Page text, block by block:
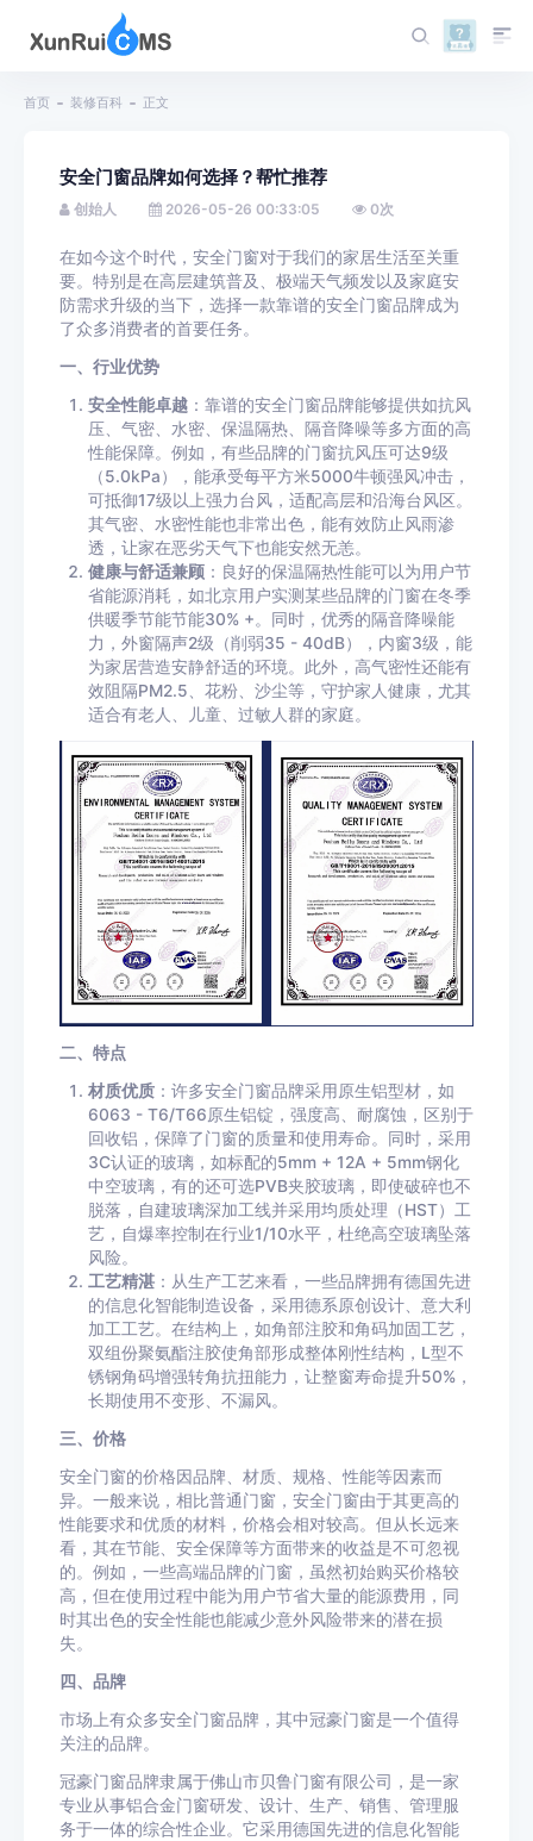
首页 装修百科 正文
安全门窗品牌如何选择？帮忙推荐
创始人 2026-05-26 00:33:05 0次
在如今这个时代，安全门窗对于我们的家居生活至关重
要。特别是在高层建筑普及、极端天气频发以及家庭安
防需求升级的当下，选择一款靠谱的安全门窗品牌成为
了众多消费者的首要任务。
一、行业优势
安全性能卓越 ：靠谱的安全门窗品牌能够提供如抗风
压、气密、水密、保温隔热、隔音降噪等多方面的高
性能保障。例如，有些品牌的门窗抗风压可达9级
（5.0kPa），能承受每平方米5000牛顿强风冲击，
可抵御17级以上强力台风，适配高层和沿海台风区。
其气密、水密性能也非常出色，能有效防止风雨渗
透，让家在恶劣天气下也能安然无恙。
健康与舒适兼顾 ：良好的保温隔热性能可以为用户节
省能源消耗，如北京用户实测某些品牌的门窗在冬季
供暖季节能节能30% +。同时，优秀的隔音降噪能
力，外窗隔声2级（削弱35 - 40dB），内窗3级，能
为家居营造安静舒适的环境。此外，高气密性还能有
效阻隔PM2.5、花粉、沙尘等，守护家人健康，尤其
适合有老人、儿童、过敏人群的家庭。
二、特点
材质优质 ：许多安全门窗品牌采用原生铝型材，如
6063 - T6/T66原生铝锭，强度高、耐腐蚀，区别于
回收铝，保障了门窗的质量和使用寿命。同时，采用
3C认证的玻璃，如标配的5mm + 12A + 5mm钢化
中空玻璃，有的还可选PVB夹胶玻璃，即使破碎也不
脱落，自建玻璃深加工线并采用均质处理（HST）工
艺，自爆率控制在行业1/10水平，杜绝高空玻璃坠落
风险。
工艺精湛 ：从生产工艺来看，一些品牌拥有德国先进
的信息化智能制造设备，采用德系原创设计、意大利
加工工艺。在结构上，如角部注胶和角码加固工艺，
双组份聚氨酯注胶使角部形成整体刚性结构，L型不
锈钢角码增强转角抗扭能力，让整窗寿命提升50%，
长期使用不变形、不漏风。
三、价格
安全门窗的价格因品牌、材质、规格、性能等因素而
异。一般来说，相比普通门窗，安全门窗由于其更高的
性能要求和优质的材料，价格会相对较高。但从长远来
看，其在节能、安全保障等方面带来的收益是不可忽视
的。例如，一些高端品牌的门窗，虽然初始购买价格较
高，但在使用过程中能为用户节省大量的能源费用，同
时其出色的安全性能也能减少意外风险带来的潜在损
失。
四、品牌
市场上有众多安全门窗品牌，其中冠豪门窗是一个值得
关注的品牌。
冠豪门窗品牌隶属于佛山市贝鲁门窗有限公司，是一家
专业从事铝合金门窗研发、设计、生产、销售、管理服
务于一体的综合性企业。它采用德国先进的信息化智能